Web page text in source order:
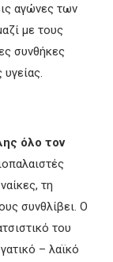
αγώνες των
με τους
συνθήκες
όλο τον
τη
συνθλίβει. Ο
του
– λαϊκό